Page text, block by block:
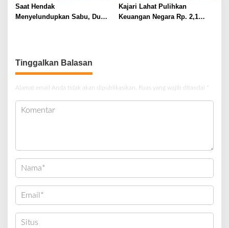
Saat Hendak
Menyelundupkan Sabu, Dua
Kajari Lahat Pulihkan
Keuangan Negara Rp. 2,1
Tinggalkan Balasan
Alamat email Anda tidak akan dipublikasikan. Ruas yang wajib ditandai *